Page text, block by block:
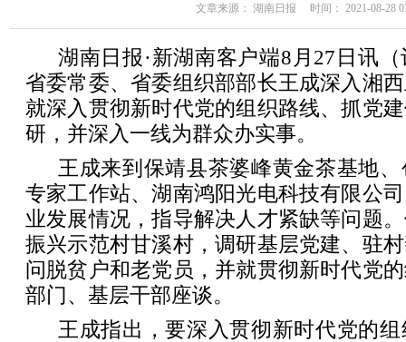
文章来源： 湖南日报 时间： 2021-08-28
湖南日报·新湖南客户端8月27日讯
省委常委、省委组织部部长王成深入湘
就深入贯彻新时代党的组织路线、抓党
研，并深入一线为群众办实事。
王成来到保靖县茶婆峰黄金茶基地
专家工作站、湖南鸿阳光电科技有限公
业发展情况，指导解决人才紧缺等问题
振兴示范村甘溪村，调研基层党建、驻
问脱贫户和老党员，并就贯彻新时代党
部门、基层干部座谈。
王成指出，要深入贯彻新时代党的